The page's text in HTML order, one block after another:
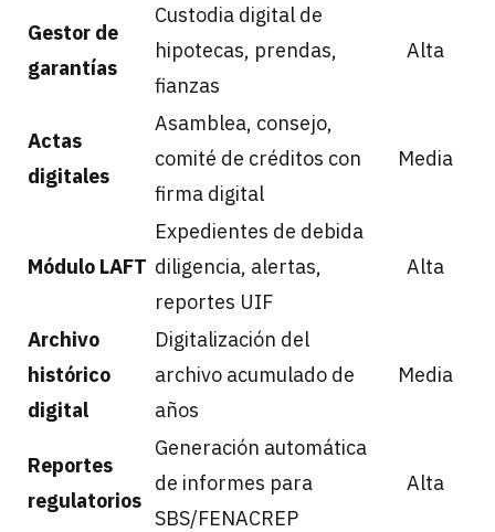
Gestor de
garantías
Custodia digital de
hipotecas, prendas,
fianzas
Alta
Actas
digitales
Asamblea, consejo,
comité de créditos con
firma digital
Media
Módulo LAFT
Expedientes de debida
diligencia, alertas,
reportes UIF
Alta
Archivo
histórico
digital
Digitalización del
archivo acumulado de
años
Media
Reportes
regulatorios
Generación automática
de informes para
SBS/FENACREP
Alta